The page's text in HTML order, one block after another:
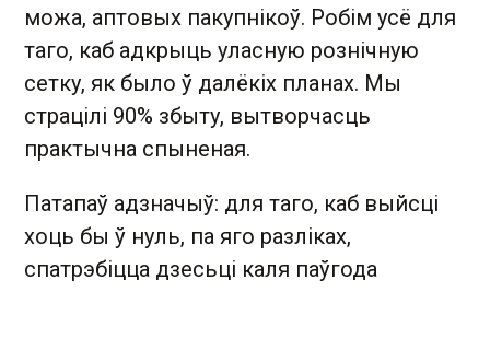
можа, аптовых пакупнікоў. Робім усё для
таго, каб адкрыць уласную рознічную
сетку, як было ў далёкіх планах. Мы
страцілі 90% збыту, вытворчасць
практычна спыненая.
Патапаў адзначыў: для таго, каб выйсці
хоць бы ў нуль, па яго разліках,
спатрэбіцца дзесьці каля паўгода